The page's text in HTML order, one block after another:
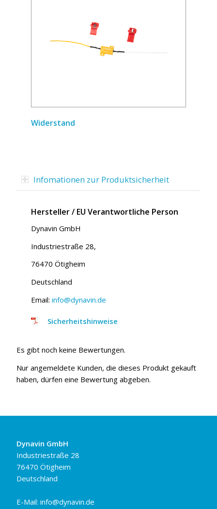
Widerstand
Infomationen zur Produktsicherheit
Hersteller / EU Verantwortliche Person
Dynavin GmbH
Industriestraße 28,
76470 Ötigheim
Deutschland
Email: info@dynavin.de
Sicherheitshinweise
Es gibt noch keine Bewertungen.
Nur angemeldete Kunden, die dieses Produkt gekauft
haben, dürfen eine Bewertung abgeben.
Dynavin GmbH
Industriestraße 28
76470 Ötigheim
Deutschland
E-Mail: info@dynavin.de